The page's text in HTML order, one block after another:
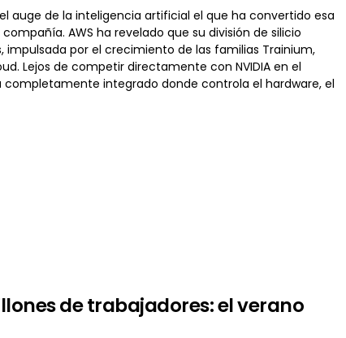
auge de la inteligencia artificial el que ha convertido esa
AWS ha revelado que su división de silicio
impulsada por el crecimiento de las familias Trainium,
Lejos de competir directamente con NVIDIA en el
integrado donde controla el hardware, el
de trabajadores: el verano